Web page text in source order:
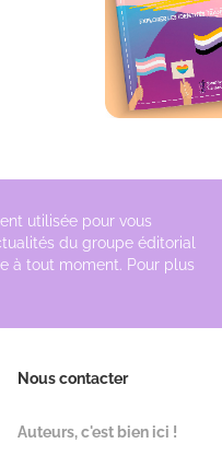
utilisée pour vous
du groupe éditorial
à tout moment. Pour plus
Nous contacter
Auteurs, c'est bien ici !